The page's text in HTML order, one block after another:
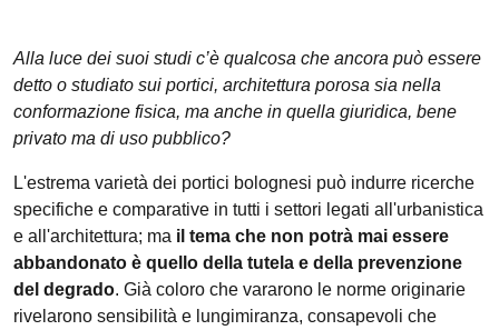
Alla luce dei suoi studi c’è qualcosa che ancora può essere
detto o studiato sui portici, architettura porosa sia nella
conformazione fisica, ma anche in quella giuridica, bene
privato ma di uso pubblico?
L'estrema varietà dei portici bolognesi può indurre ricerche
specifiche e comparative in tutti i settori legati all'urbanistica
e all'architettura; ma il tema che non potrà mai essere
abbandonato è quello della tutela e della prevenzione
del degrado. Già coloro che vararono le norme originarie
rivelarono sensibilità e lungimiranza, consapevoli che